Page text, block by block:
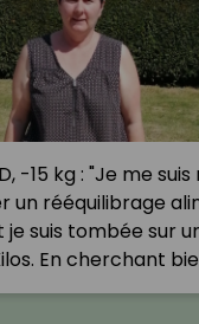
-15 kg : "Je me suis
un rééquilibrage
suis tombée sur
En cherchant